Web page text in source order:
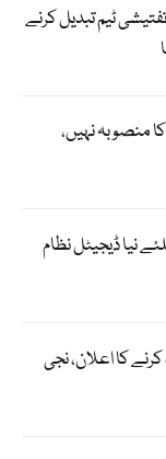
ٹیم تبدیل کرنے
کا منصوبہ نہیں،
نیا ڈیجیٹل نظام
سے بند کرنے کا اعلان، نجی